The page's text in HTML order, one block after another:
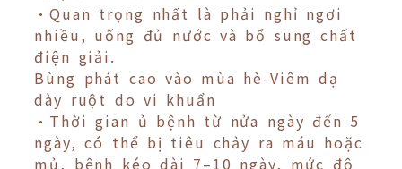
•Quan trọng nhất là phải nghỉ ngơi
nhiều, uống đủ nước và bổ sung chất
điện giải.
Bùng phát cao vào mùa hè-Viêm dạ
dày ruột do vi khuẩn
•Thời gian ủ bệnh từ nửa ngày đến 5
ngày, có thể bị tiêu chảy ra máu hoặc
mủ, bệnh kéo dài 7–10 ngày, mức độ